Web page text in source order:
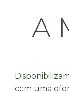
A
com uma